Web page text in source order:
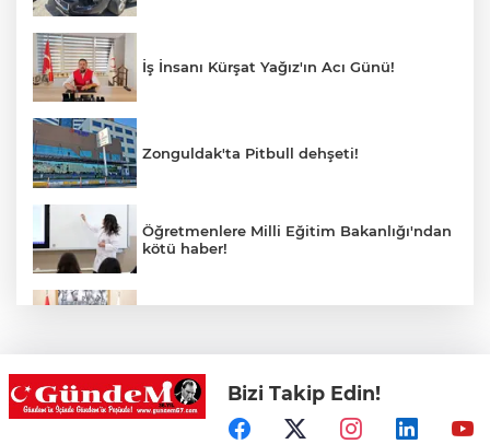
İş İnsanı Kürşat Yağız'ın Acı Günü!
Zonguldak'ta Pitbull dehşeti!
Öğretmenlere Milli Eğitim Bakanlığı'ndan
kötü haber!
Hastane Afet Planları Uygulayıcı eğitimi
düzenlendi
Bizi Takip Edin!